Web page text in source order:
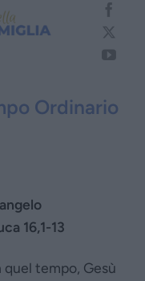
Ordinario
16,1-13
quel tempo, Gesù